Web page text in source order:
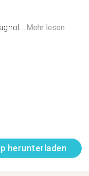
Mehr lesen
herunterladen